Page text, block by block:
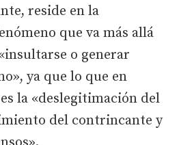
reside en la
que va más allá
o generar
ya que lo que en
la «deslegitimación del
del contrincante y